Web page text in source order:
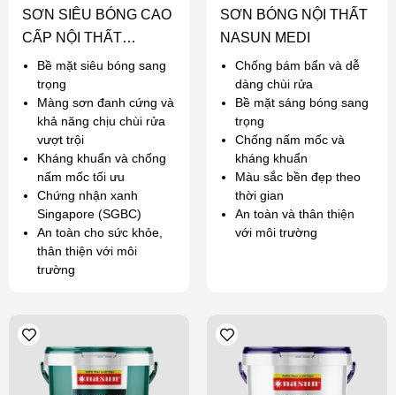
SƠN SIÊU BÓNG CAO
CẤP NỘI THẤT
NASUN ANGEL
Bề mặt siêu bóng sang
trọng
Màng sơn đanh cứng và
khả năng chịu chùi rửa
vượt trội
Kháng khuẩn và chống
nấm mốc tối ưu
Chứng nhận xanh
Singapore (SGBC)
An toàn cho sức khỏe,
thân thiện với môi
trường
SƠN BÓNG NỘI THẤT
NASUN MEDI
Chống bám bẩn và dễ
dàng chùi rửa
Bề mặt sáng bóng sang
trọng
Chống nấm mốc và
kháng khuẩn
Màu sắc bền đẹp theo
thời gian
An toàn và thân thiện
với môi trường